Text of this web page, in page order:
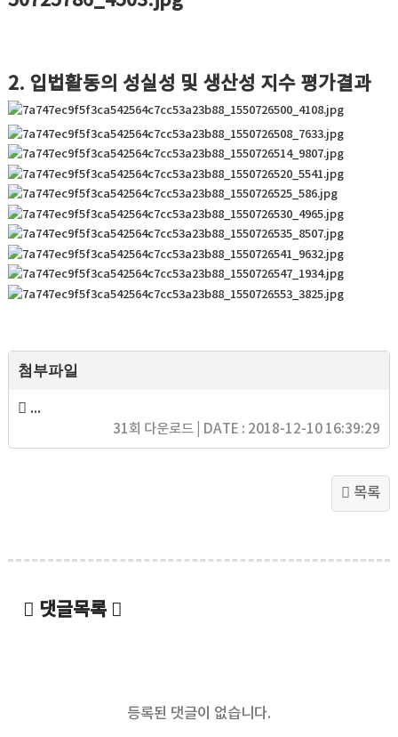
2. 입법활동의 성실성 및 생산성 지수 평가결과
첨부파일
1_국회의원 종합의정활동 평가결과더 좋은 정치위원회.pdf
31회 다운로드 | DATE : 2018-12-10 16:39:29
목록
댓글목록
등록된 댓글이 없습니다.